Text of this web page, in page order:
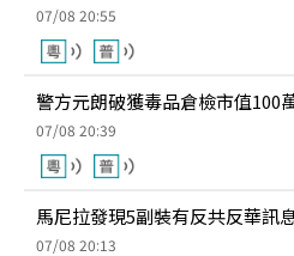
07/08 20:55
警方元朗破獲毒品倉檢市值100
07/08 20:39
馬尼拉發現5副裝有反共反華訊
07/08 20:13